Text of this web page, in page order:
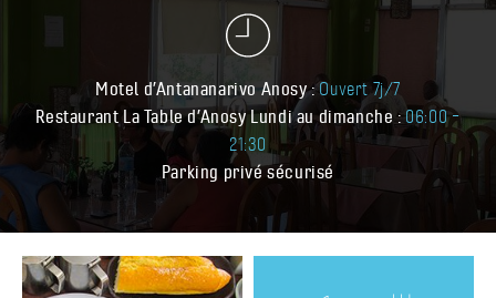
Motel d’Antananarivo Anosy :Ouvert 7j/7
Restaurant La Table d’AnosyLundi au dimanche :06:00 –
21:30
Parking privé sécurisé